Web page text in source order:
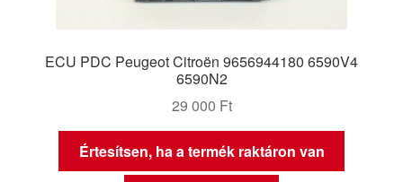
ECU PDC Peugeot Citroën 9656944180 6590V4
6590N2
29 000 Ft
Értesítsen, ha a termék raktáron van